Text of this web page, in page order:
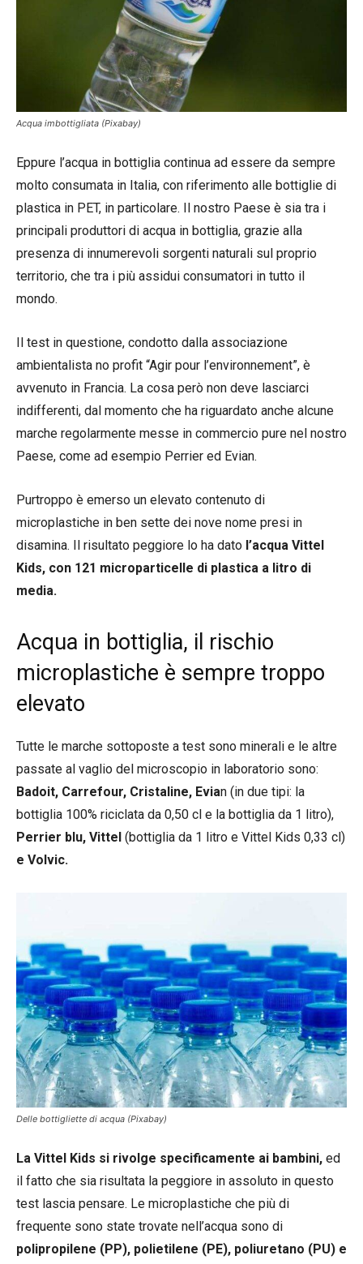
Acqua imbottigliata (Pixabay)
Eppure l’acqua in bottiglia continua ad essere da sempre
molto consumata in Italia, con riferimento alle bottiglie di
plastica in PET, in particolare. Il nostro Paese è sia tra i
principali produttori di acqua in bottiglia, grazie alla
presenza di innumerevoli sorgenti naturali sul proprio
territorio, che tra i più assidui consumatori in tutto il
mondo.
Il test in questione, condotto dalla associazione
ambientalista no profit “Agir pour l’environnement”, è
avvenuto in Francia. La cosa però non deve lasciarci
indifferenti, dal momento che ha riguardato anche alcune
marche regolarmente messe in commercio pure nel nostro
Paese, come ad esempio Perrier ed Evian.
Purtroppo è emerso un elevato contenuto di
microplastiche in ben sette dei nove nome presi in
disamina. Il risultato peggiore lo ha dato l’acqua Vittel
Kids, con 121 microparticelle di plastica a litro di
media.
Acqua in bottiglia, il rischio
microplastiche è sempre troppo
elevato
Tutte le marche sottoposte a test sono minerali e le altre
passate al vaglio del microscopio in laboratorio sono:
Badoit, Carrefour, Cristaline, Evian (in due tipi: la
bottiglia 100% riciclata da 0,50 cl e la bottiglia da 1 litro),
Perrier blu, Vittel (bottiglia da 1 litro e Vittel Kids 0,33 cl)
e Volvic.
Delle bottigliette di acqua (Pixabay)
La Vittel Kids si rivolge specificamente ai bambini, ed
il fatto che sia risultata la peggiore in assoluto in questo
test lascia pensare. Le microplastiche che più di
frequente sono state trovate nell’acqua sono di
polipropilene (PP), polietilene (PE), poliuretano (PU) e